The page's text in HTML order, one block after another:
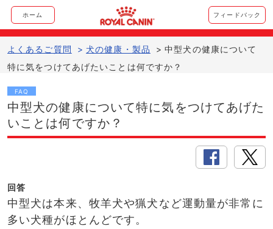
ホーム フィードバック
よくあるご質問 > 犬の健康・製品 > 中型犬の健康について
特に気をつけてあげたいことは何ですか？
FAQ
中型犬の健康について特に気をつけてあげた
いことは何ですか？
回答
中型犬は本来、牧羊犬や猟犬など運動量が非常に
多い犬種がほとんどです。